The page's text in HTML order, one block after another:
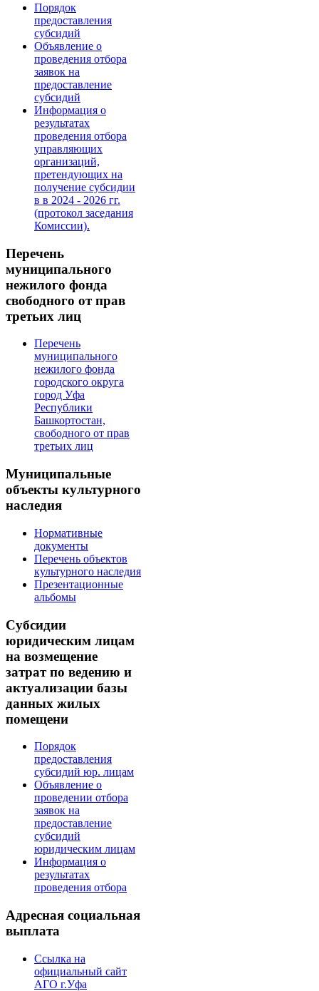
Порядок
предоставления
субсидий
Объявление о
проведения отбора
заявок на
предоставление
субсидий
Информация о
результатах
проведения отбора
управляющих
организаций,
претендующих на
получение субсидии
в в 2024 - 2026 гг.
(протокол заседания
Комиссии).
Перечень
муниципального
нежилого фонда
свободного от прав
третьих лиц
Перечень
муниципального
нежилого фонда
городского округа
город Уфа
Республики
Башкортостан,
свободного от прав
третьих лиц
Муниципальные
объекты культурного
наследия
Нормативные
документы
Перечень объектов
культурного наследия
Презентационные
альбомы
Субсидии
юридическим лицам
на возмещение
затрат по ведению и
актуализации базы
данных жилых
помещени
Порядок
предоставления
субсидий юр. лицам
Объявление о
проведении отбора
заявок на
предоставление
субсидий
юридическим лицам
Информация о
результатах
проведения отбора
Адресная социальная
выплата
Ссылка на
официальный сайт
АГО г.Уфа